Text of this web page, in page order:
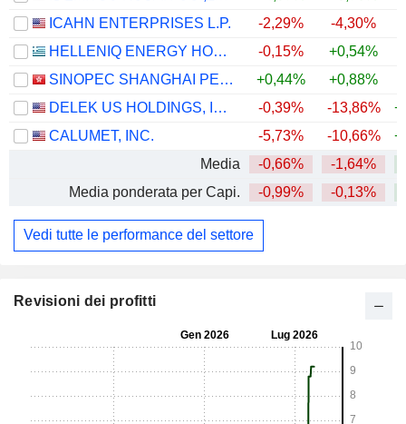
ICAHN ENTERPRISES L.P.
-2,29% -4,30%
HELLENIQ ENERGY HOLDINGS S.A.
-0,15% +0,54%
SINOPEC SHANGHAI PETROCHEMICAL COMPANY LIMITED
+0,44% +0,88%
DELEK US HOLDINGS, INC.
-0,39% -13,86%
CALUMET, INC.
-5,73% -10,66%
Media
-0,66% -1,64%
Media ponderata per Capi.
-0,99% -0,13%
Vedi tutte le performance del settore
Revisioni dei profitti